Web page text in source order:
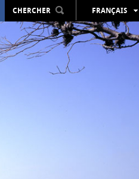
CHERCHER
FRANÇAIS
ESPAÑOL
VALENCIÀ